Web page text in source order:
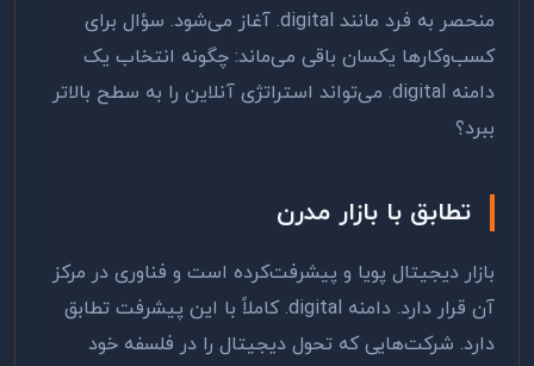
منحصر به فرد مانند .digital آغاز می‌شود. سؤال برای
کسب‌وکارها یکسان باقی می‌ماند: چگونه انتخاب یک
دامنه .digital می‌تواند استراتژی آنلاین را به سطح بالاتر
ببرد؟
تطابق با بازار مدرن
بازار دیجیتال پویا و پیشرفت‌کرده است و فناوری در مرکز
آن قرار دارد. دامنه .digitalکاملاً با این پیشرفت تطابق
دارد. شرکت‌هایی که تحول دیجیتال را در فلسفه خود